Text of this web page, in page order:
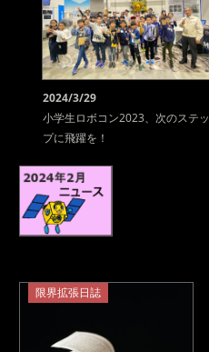
2024/3/29
小学生ロボコン2023、次のステッ
プに飛躍を！
限界拡張日誌